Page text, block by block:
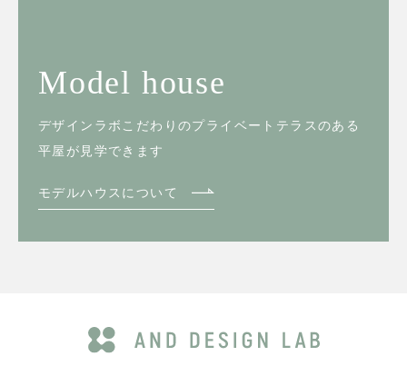
Model house
デザインラボこだわりのプライベートテラスのある
平屋が見学できます
モデルハウスについて